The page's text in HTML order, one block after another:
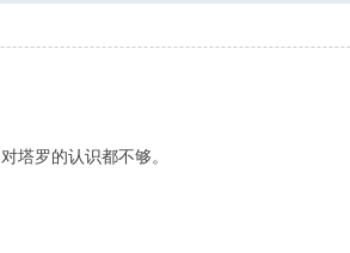
塔罗的认识都不够。